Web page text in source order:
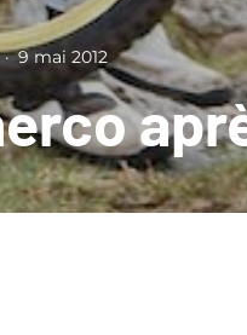
· 9 mai 2012